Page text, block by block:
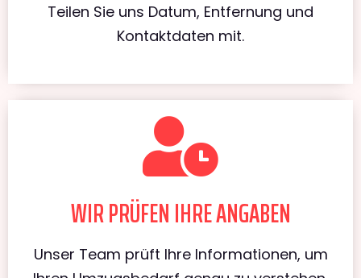
Teilen Sie uns Datum, Entfernung und
Kontaktdaten mit.
WIR PRÜFEN IHRE ANGABEN
Unser Team prüft Ihre Informationen, um